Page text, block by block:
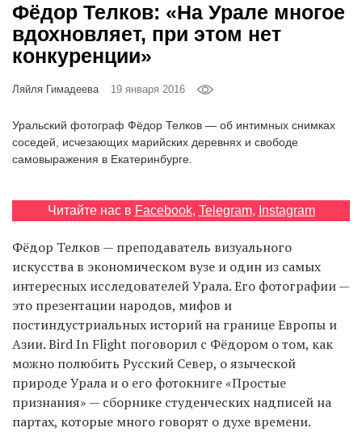
EN
UA
Фёдор Телков: «На Урале многое
вдохновляет, при этом нет
конкуренции»
Ляйля Гимадеева 19 января 2016
Уральский фотограф Фёдор Телков — об интимных снимках
соседей, исчезающих марийских деревнях и свободе
самовыражения в Екатеринбурге.
Читайте нас в Facebook, Telegram, Instagram
Фёдор Телков — преподаватель визуального
искусства в экономическом вузе и один из самых
интересных исследователей Урала. Его фотографии —
это презентации народов, мифов и
постиндустриальных историй на границе Европы и
Азии. Bird In Flight поговорил с Фёдором о том, как
можно полюбить Русский Север, о языческой
природе Урала и о его фотокниге «Простые
признания» — сборнике студенческих надписей на
партах, которые много говорят о духе времени.